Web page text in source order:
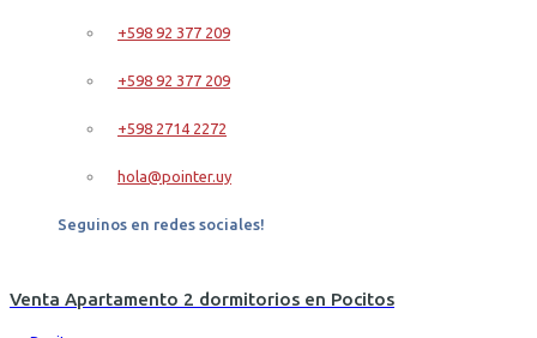
+598 92 377 209
+598 92 377 209
+598 2714 2272
hola@pointer.uy
Seguinos en redes sociales!
Venta Apartamento 2 dormitorios en Pocitos